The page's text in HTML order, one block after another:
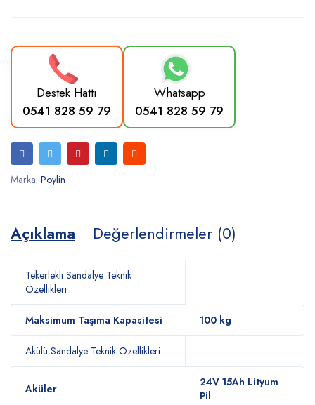
Destek Hattı
0541 828 59 79
Whatsapp
0541 828 59 79
Marka: Poylin
Açıklama Değerlendirmeler (0)
Tekerlekli Sandalye Teknik
Özellikleri
Maksimum Taşıma Kapasitesi 100 kg
Akülü Sandalye Teknik Özellikleri
Aküler
24V 15Ah Lityum
Pil